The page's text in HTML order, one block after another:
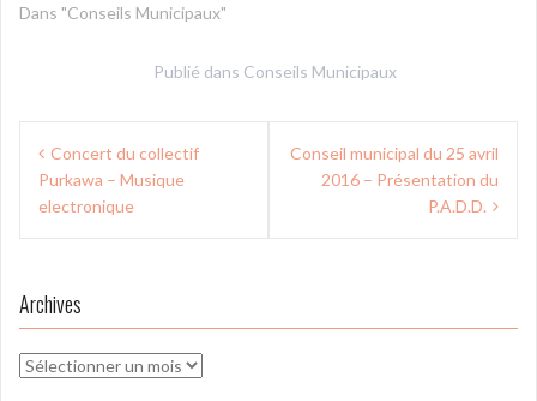
Dans "Conseils Municipaux"
Publié dans Conseils Municipaux
Navigation
de
l’article
Concert du collectif
Purkawa – Musique
electronique
Conseil municipal du 25 avril
2016 – Présentation du
P.A.D.D.
Archives
Archives